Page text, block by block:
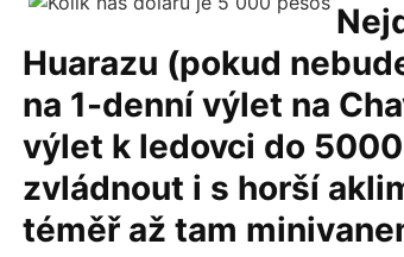
Huarazu (pokud
na 1-denní výlet na
výlet k ledovci do
zvládnout i s horší
téměř až tam